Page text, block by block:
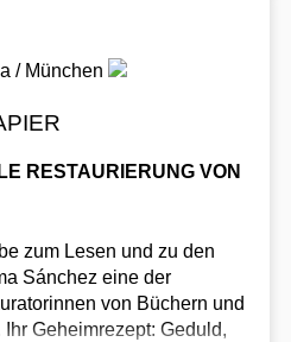
/ München
RESTAURIERUNG VON
zum Lesen und zu den
Sánchez eine der
von Büchern und
Geheimrezept: Geduld,